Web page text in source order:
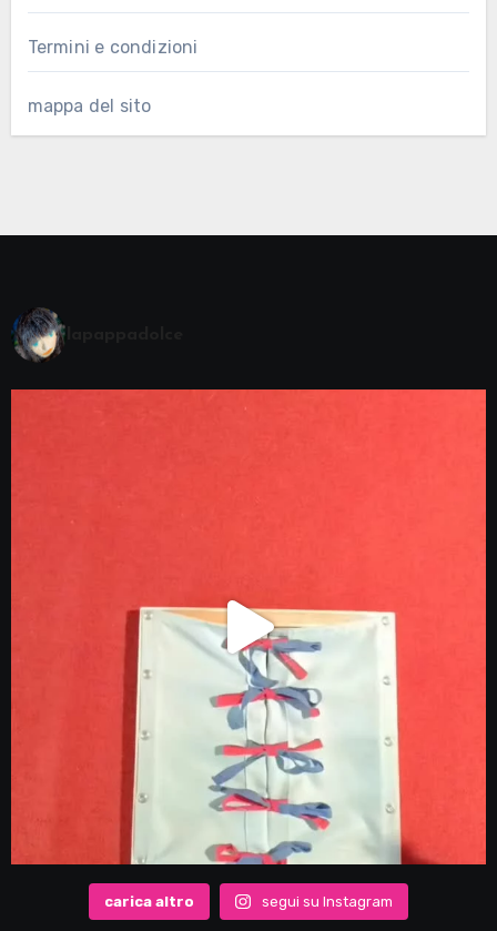
Termini e condizioni
mappa del sito
carica altro segui su Instagram